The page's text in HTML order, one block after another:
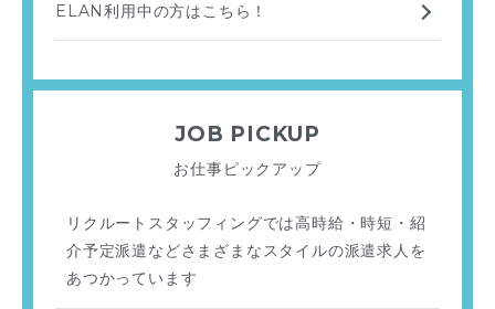
ELAN利用中の方はこちら！
JOB PICKUP
お仕事ピックアップ
リクルートスタッフィングでは高時給・時短・紹
介予定派遣などさまざまなスタイルの派遣求人を
あつかっています